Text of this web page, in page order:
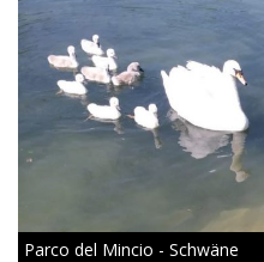
Parco del Mincio - Schwäne